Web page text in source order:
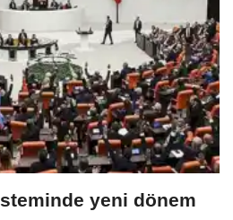
yeni dönem